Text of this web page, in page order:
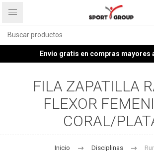
Envío gratis en compras mayores
FILA ZAPATILLA
FLEXOR
CORAL/
Inicio Disciplinas